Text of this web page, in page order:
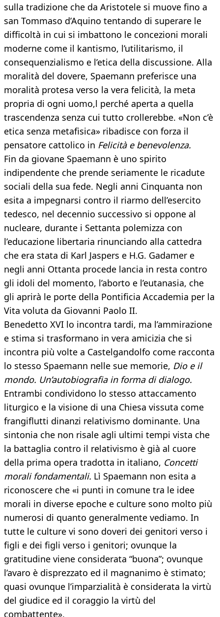
sulla tradizione che da Aristotele si muove fino a
san Tommaso d’Aquino tentando di superare le
difficoltà in cui si imbattono le concezioni morali
moderne come il kantismo, l’utilitarismo, il
consequenzialismo e l’etica della discussione. Alla
moralità del dovere, Spaemann preferisce una
moralità protesa verso la vera felicità, la meta
propria di ogni uomo,l perché aperta a quella
trascendenza senza cui tutto crollerebbe. «Non c’è
etica senza metafisica» ribadisce con forza il
pensatore cattolico in Felicità e benevolenza.
Fin da giovane Spaemann è uno spirito
indipendente che prende seriamente le ricadute
sociali della sua fede. Negli anni Cinquanta non
esita a impegnarsi contro il riarmo dell’esercito
tedesco, nel decennio successivo si oppone al
nucleare, durante i Settanta polemizza con
l’educazione libertaria rinunciando alla cattedra
che era stata di Karl Jaspers e H.G. Gadamer e
negli anni Ottanta procede lancia in resta contro
gli idoli del momento, l’aborto e l’eutanasia, che
gli aprirà le porte della Pontificia Accademia per la
Vita voluta da Giovanni Paolo II.
Benedetto XVI lo incontra tardi, ma l’ammirazione
e stima si trasformano in vera amicizia che si
incontra più volte a Castelgandolfo come racconta
lo stesso Spaemann nelle sue memorie, Dio e il
mondo. Un’autobiografia in forma di dialogo.
Entrambi condividono lo stesso attaccamento
liturgico e la visione di una Chiesa vissuta come
frangiflutti dinanzi relativismo dominante. Una
sintonia che non risale agli ultimi tempi vista che
la battaglia contro il relativismo è già al cuore
della prima opera tradotta in italiano, Concetti
morali fondamentali. Lì Spaemann non esita a
riconoscere che «i punti in comune tra le idee
morali in diverse epoche e culture sono molto più
numerosi di quanto generalmente vediamo. In
tutte le culture vi sono doveri dei genitori verso i
figli e dei figli verso i genitori; ovunque la
gratitudine viene considerata “buona”; ovunque
l’avaro è disprezzato ed il magnanimo è stimato;
quasi ovunque l’imparzialità è considerata la virtù
del giudice ed il coraggio la virtù del
combattente».